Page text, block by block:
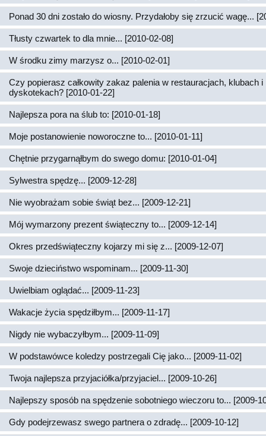
Ponad 30 dni zostało do wiosny. Przydałoby się zrzucić wagę...
Tłusty czwartek to dla mnie... [2010-02-08]
W środku zimy marzysz o... [2010-02-01]
Czy popierasz całkowity zakaz palenia w restauracjach, klubach i
dyskotekach? [2010-01-22]
Najlepsza pora na ślub to: [2010-01-18]
Moje postanowienie noworoczne to... [2010-01-11]
Chętnie przygarnąłbym do swego domu: [2010-01-04]
Sylwestra spędzę... [2009-12-28]
Nie wyobrażam sobie świąt bez... [2009-12-21]
Mój wymarzony prezent świąteczny to... [2009-12-14]
Okres przedświąteczny kojarzy mi się z... [2009-12-07]
Swoje dzieciństwo wspominam... [2009-11-30]
Uwielbiam oglądać... [2009-11-23]
Wakacje życia spędziłbym... [2009-11-17]
Nigdy nie wybaczyłbym... [2009-11-09]
W podstawówce koledzy postrzegali Cię jako... [2009-11-02]
Twoja najlepsza przyjaciółka/przyjaciel... [2009-10-26]
Najlepszy sposób na spędzenie sobotniego wieczoru to... [2009-
Gdy podejrzewasz swego partnera o zdradę... [2009-10-12]